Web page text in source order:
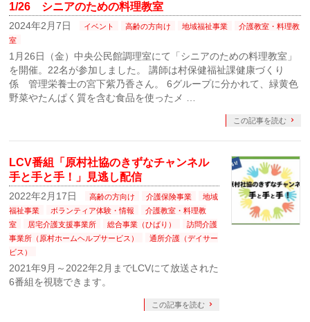
1/26 シニアのための料理教室
2024年2月7日 イベント 高齢の方向け 地域福祉事業
介護教室・料理教
室
1月26日（金）中央公民館調理室にて「シニアのための料理教室」
を開催。22名が参加しました。 講師は村保健福祉課健康づくり
係 管理栄養士の宮下紫乃香さん。 6グループに分かれて、緑黄色
野菜やたんぱく質を含む食品を使ったメ …
この記事を読む
LCV番組「原村社協のきずなチャンネル
手と手と手！」見逃し配信
2022年2月17日 高齢の方向け 介護保険事業
地域
福祉事業
ボランティア体験・情報
介護教室・料理教
室
居宅介護支援事業所 総合事業（ひばり）
訪問介護
事業所（原村ホームヘルプサービス）
通所介護（デイサー
ビス）
2021年9月～2022年2月までLCVにて放送された
6番組を視聴できます。
この記事を読む